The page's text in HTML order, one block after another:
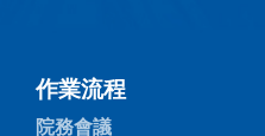
作業流程
院務會議